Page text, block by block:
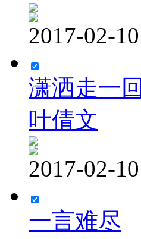
2017-02-10
潇洒走一回
叶倩文
2017-02-10
一言难尽